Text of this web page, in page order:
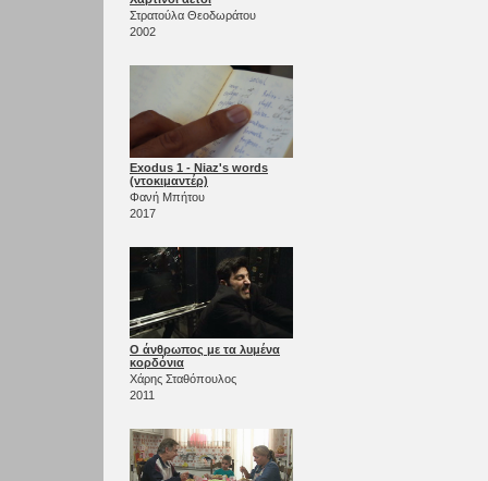
Στρατούλα Θεοδωράτου
2002
Exodus 1 - Niaz's words
(ντοκιμαντέρ)
Φανή Μπήτου
2017
Ο άνθρωπος με τα λυμένα
κορδόνια
Χάρης Σταθόπουλος
2011